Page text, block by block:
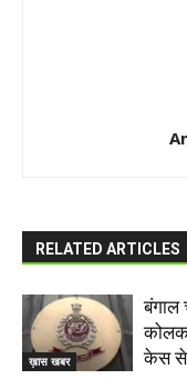
RELATED ARTICLES
ख़ास खबर
बंगाल
केस से